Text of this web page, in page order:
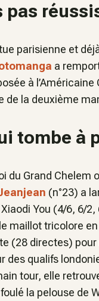
pas
parisienne et
a
à
de la deuxième
tombe à
du Grand
(n°23) a
You (4/6, 6/
maillot tricolore
(28 directes)
des qualifs
tour, elle
la pelouse de